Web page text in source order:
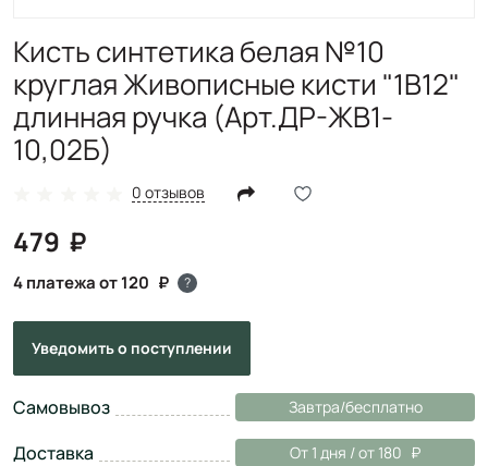
Кисть синтетика белая №10
круглая Живописные кисти "1B12"
длинная ручка (Арт.ДР-ЖВ1-
10,02Б)
0 отзывов
479
4 платежа от 120 ?
Уведомитьо поступлении
Самовывоз Завтра/бесплатно
Доставка От 1 дня / от 180